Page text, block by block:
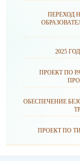
ПЕРЕХОД
2025
ПРОЕКТ ПО
ОБЕСПЕЧЕНИЕ
ПРОЕКТ ПО